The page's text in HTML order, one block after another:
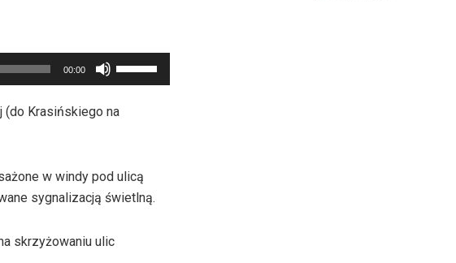
00:00
strzałek
(do Krasińskiego na
w windy pod ulicą
sygnalizacją świetlną.
skrzyżowaniu ulic